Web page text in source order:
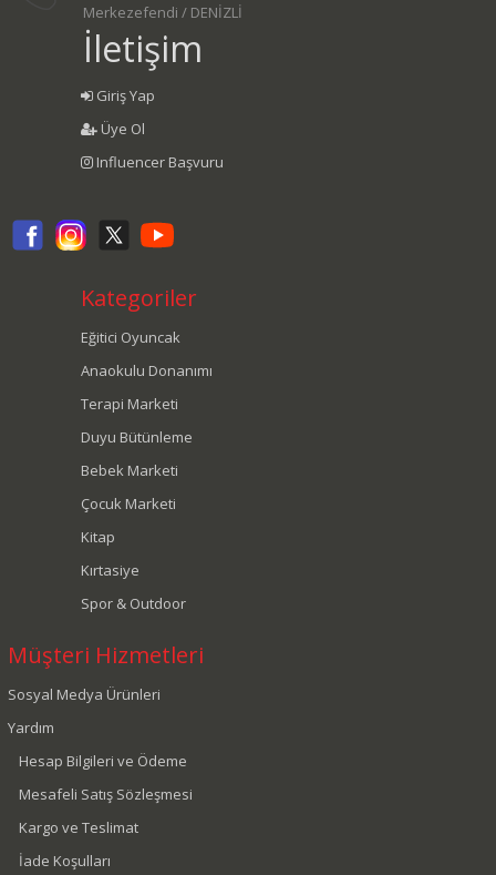
Merkezefendi / DENİZLİ
İletişim
Giriş Yap
Üye Ol
Influencer Başvuru
Kategoriler
Eğitici Oyuncak
Anaokulu Donanımı
Terapi Marketi
Duyu Bütünleme
Bebek Marketi
Çocuk Marketi
Kitap
Kırtasiye
Spor & Outdoor
Müşteri Hizmetleri
Sosyal Medya Ürünleri
Yardım
Hesap Bilgileri ve Ödeme
Mesafeli Satış Sözleşmesi
Kargo ve Teslimat
İade Koşulları